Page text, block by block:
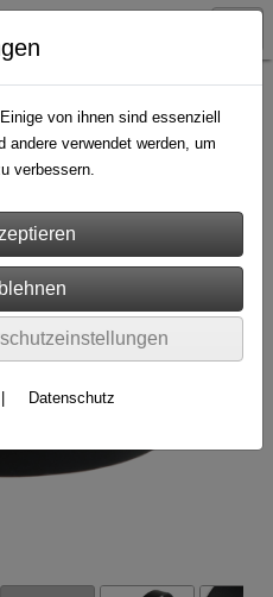
von ihnen sind essenziell
andere verwendet werden, um
verbessern.
Datenschutz